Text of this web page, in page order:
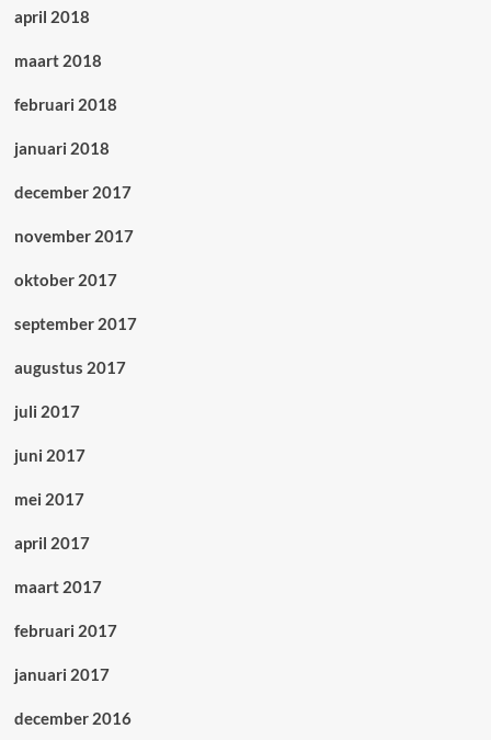
april 2018
maart 2018
februari 2018
januari 2018
december 2017
november 2017
oktober 2017
september 2017
augustus 2017
juli 2017
juni 2017
mei 2017
april 2017
maart 2017
februari 2017
januari 2017
december 2016